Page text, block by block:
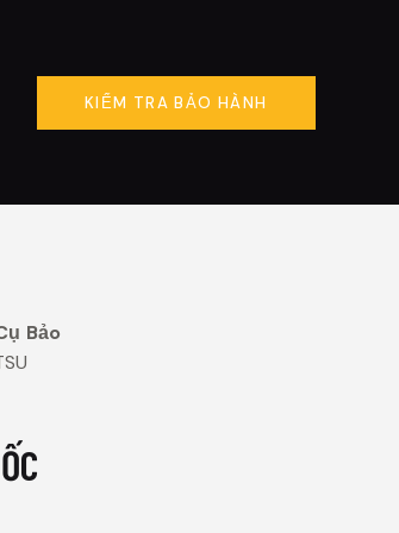
KIỂM TRA BẢO HÀNH
Bảo